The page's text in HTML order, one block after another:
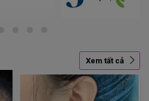
Xem tất cả